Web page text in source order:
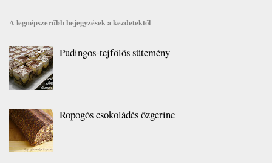
A legnépszerűbb bejegyzések a kezdetektől
Pudingos-tejfölös sütemény
Ropogós csokoládés őzgerinc